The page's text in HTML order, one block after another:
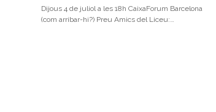
Dijous 4 de juliol a les 18h CaixaForum Barcelona
(com arribar-hi?) Preu Amics del Liceu:…